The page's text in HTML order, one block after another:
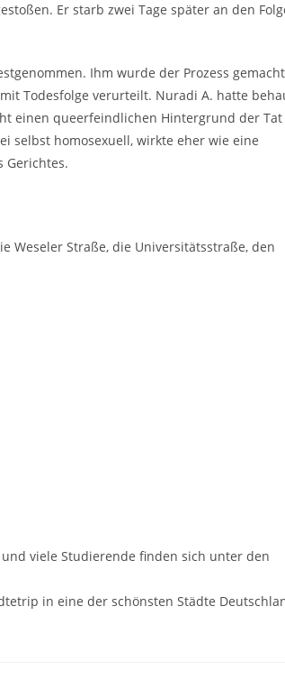
Er starb zwei Tage später an den
Ihm wurde der Prozess
Todesfolge verurteilt. Nuradi A. hatte
einen queerfeindlichen Hintergrund der Tat
selbst homosexuell, wirkte eher wie eine
Gerichtes.
Weseler Straße, die Universitätsstraße, den
viele Studierende finden sich unter den
in eine der schönsten Städte